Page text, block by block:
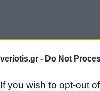
veriotis.gr - Do Not
If you wish to opt-out